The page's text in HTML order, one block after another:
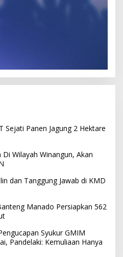
Sejati Panen Jagung 2 Hektare
Wilayah Winangun, Akan
dan Tanggung Jawab di KMD
Manado Persiapkan 562
Syukur GMIM
Pandelaki: Kemuliaan Hanya